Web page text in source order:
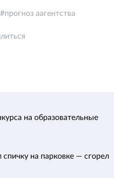
прогноз аагентства
на образовательные
на парковке — сгорел